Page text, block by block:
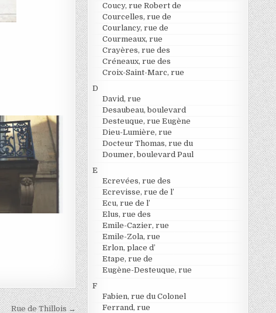
Rue de Thillois →
Coucy, rue Robert de
Courcelles, rue de
Courlancy, rue de
Courmeaux, rue
Crayères, rue des
Créneaux, rue des
Croix-Saint-Marc, rue
D
David, rue
Desaubeau, boulevard
Desteuque, rue Eugène
Dieu-Lumière, rue
Docteur Thomas, rue du
Doumer, boulevard Paul
E
Ecrevées, rue des
Ecrevisse, rue de l’
Ecu, rue de l’
Elus, rue des
Emile-Cazier, rue
Emile-Zola, rue
Erlon, place d’
Etape, rue de
Eugène-Desteuque, rue
F
Fabien, rue du Colonel
Ferrand, rue